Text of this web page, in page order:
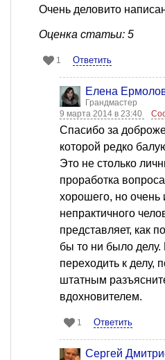
Очень деловито
Оценка статьи: 5
1 Ответить
Елена
Грандмастер
9 марта 2014 в 23:40
Спасибо за
которой редко
Это не столько
проработка
хорошего, но очень
непрактичного
представляет, как
бы то ни было делу.
переходить к делу,
штатным
вдохновителем.
1 Ответить
Сергей